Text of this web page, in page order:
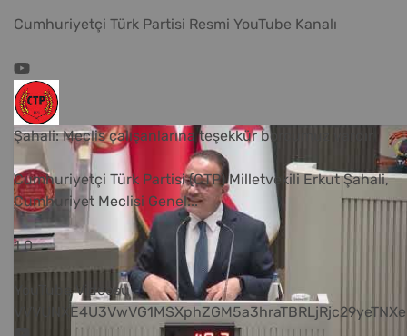
Cumhuriyetçi Türk Partisi Resmi YouTube Kanalı
Şahali: Meclis çalışanlarına teşekkür borcumuz vardır
Cumhuriyetçi Türk Partisi (CTP) Milletvekili Erkut Şahali,
Cumhuriyet Meclisi Genel...
1 0
YouTube Videosu